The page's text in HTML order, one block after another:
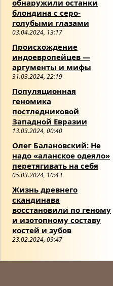
обнаружили останки
блондина с серо-
голубыми глазами
03.04.2024, 13:17
Происхождение
индоевропейцев —
аргументы и мифы
31.03.2024, 22:19
Популяционная
геномика
постледниковой
Западной Евразии
13.03.2024, 00:40
Олег Балановский: Не
надо «аланское одеяло»
перетягивать на себя
05.03.2024, 10:43
Жизнь древнего
скандинава
восстановили по геному
и изотопному составу
костей и зубов
23.02.2024, 09:47